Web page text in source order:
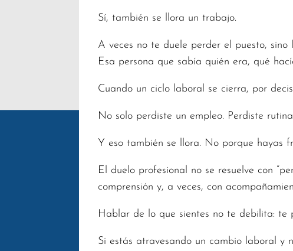
Sí, también se llora un trabajo.
A veces no te duele perder el puesto,
Esa persona que sabía quién era, qué
Cuando un ciclo laboral se cierra, por
No solo perdiste un empleo. Perdiste
Y eso también se llora. No porque hayas
El duelo profesional no se resuelve con
comprensión y, a veces, con
Hablar de lo que sientes no te debilita: te
Si estás atravesando un cambio laboral y